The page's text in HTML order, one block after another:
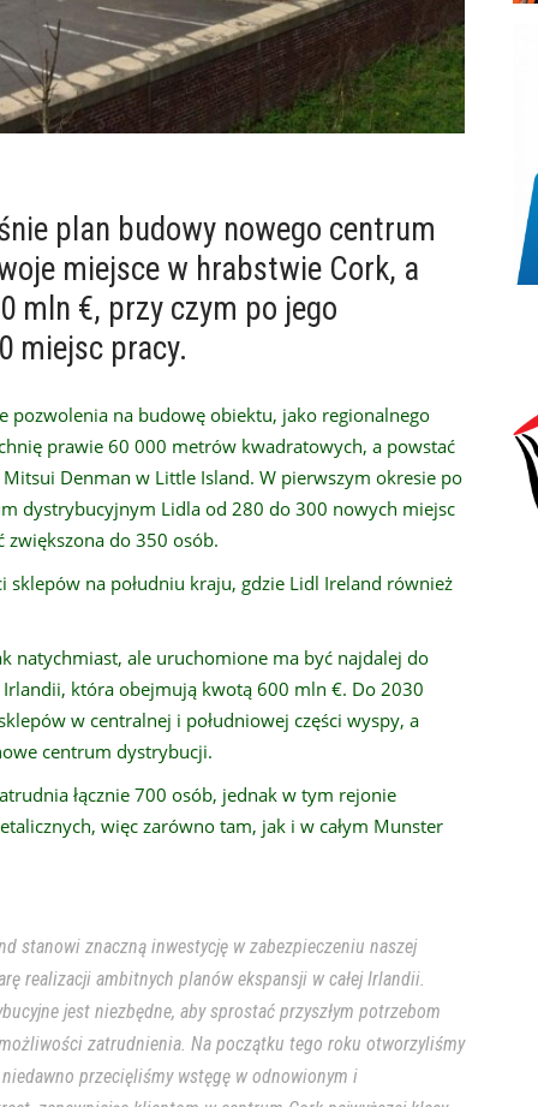
plan budowy nowego centrum
miejsce w hrabstwie Cork, a
mln €, przy czym po jego
miejsc pracy.
pozwolenia na budowę obiektu, jako regionalnego
prawie 60 000 metrów kwadratowych, a powstać
Denman w Little Island. W pierwszym okresie po
dystrybucyjnym Lidla od 280 do 300 nowych miejsc
zwiększona do 350 osób.
na południu kraju, gdzie Lidl Ireland również
natychmiast, ale uruchomione ma być najdalej do
która obejmują kwotą 600 mln €. Do 2030
w centralnej i południowej części wyspy, a
centrum dystrybucji.
łącznie 700 osób, jednak w tym rejonie
więc zarówno tam, jak i w całym Munster
stanowi znaczną inwestycję w zabezpieczeniu naszej
realizacji ambitnych planów ekspansji w całej Irlandii.
jest niezbędne, aby sprostać przyszłym potrzebom
zatrudnienia. Na początku tego roku otworzyliśmy
przecięliśmy wstęgę w odnowionym i